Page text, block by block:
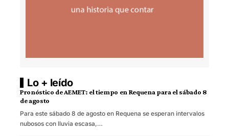
Lo + leído
Pronóstico de AEMET: el tiempo en Requena para el sábado 8
de agosto
Para este sábado 8 de agosto en Requena se esperan intervalos
nubosos con lluvia escasa,…